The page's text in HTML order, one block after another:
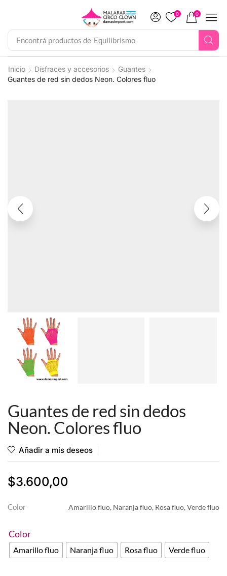
Encontrá productos de
0 0
Inicio Disfraces y accesorios
Guantes
Guantes de red sin dedos Neon. Colores fluo
Guantes de red sin dedos
Neon. Colores fluo
Añadir a mis deseos
$3.600,00
Color Amarillo fluo, Naranja fluo, Rosa fluo, Verde fluo
Color
Amarillo fluo Naranja fluo Rosa fluo Verde fluo